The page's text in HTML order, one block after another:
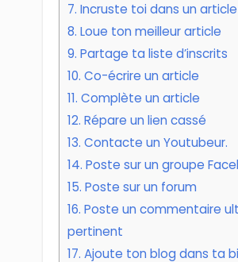
7. Incruste toi dans un article
8. Loue ton meilleur article
9. Partage ta liste d’inscrits
10. Co-écrire un article
11. Complète un article
12. Répare un lien cassé
13. Contacte un Youtubeur.
14. Poste sur un groupe
15. Poste sur un forum
16. Poste un commentaire
pertinent
17. Ajoute ton blog dans ta